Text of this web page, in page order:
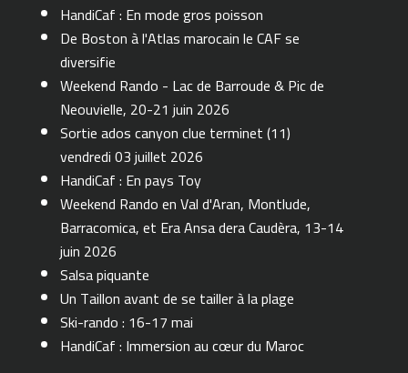
HandiCaf : En mode gros poisson
De Boston à l'Atlas marocain le CAF se
diversifie
Weekend Rando - Lac de Barroude & Pic de
Neouvielle, 20-21 juin 2026
Sortie ados canyon clue terminet (11)
vendredi 03 juillet 2026
HandiCaf : En pays Toy
Weekend Rando en Val d'Aran, Montlude,
Barracomica, et Era Ansa dera Caudèra, 13-14
juin 2026
Salsa piquante
Un Taillon avant de se tailler à la plage
Ski-rando : 16-17 mai
HandiCaf : Immersion au cœur du Maroc